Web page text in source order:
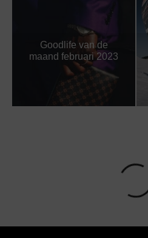
Goodlife van de
maand februari 2023